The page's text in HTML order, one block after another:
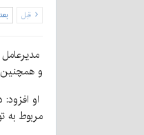
قبل بعد
و
مربوط به